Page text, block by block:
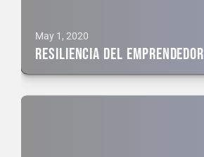
May 1, 2020
Resiliencia del emprendedor